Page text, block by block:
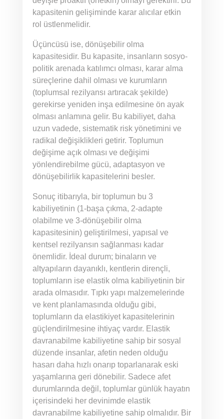
kapasitenin gelişiminde karar alıcılar etkin
rol üstlenmelidir.
Üçüncüsü ise, dönüşebilir olma
kapasitesidir. Bu kapasite, insanların sosyo-
politik arenada katılımcı olması, karar alma
süreçlerine dahil olması ve kurumların
(toplumsal rezilyansı artıracak şekilde)
gerekirse yeniden inşa edilmesine ön ayak
olması anlamına gelir. Bu kabiliyet, daha
uzun vadede, sistematik risk yönetimini ve
radikal değişiklikleri getirir. Toplumun
değişime açık olması ve değişimi
yönlendirebilme gücü, adaptasyon ve
dönüşebilirlik kapasitelerini besler.
Sonuç itibarıyla, bir toplumun bu 3
kabiliyetinin (1-başa çıkma, 2-adapte
olabilme ve 3-dönüşebilir olma
kapasitesinin) geliştirilmesi, yapısal ve
kentsel rezilyansın sağlanması kadar
önemlidir. İdeal durum; binaların ve
altyapıların dayanıklı, kentlerin dirençli,
toplumların ise elastik olma kabiliyetinin bir
arada olmasıdır. Tıpkı yapı malzemelerinde
ve kent planlamasında olduğu gibi,
toplumların da elastikiyet kapasitelerinin
güçlendirilmesine ihtiyaç vardır. Elastik
davranabilme kabiliyetine sahip bir sosyal
düzende insanlar, afetin neden olduğu
hasarı daha hızlı onarıp toparlanarak eski
yaşamlarına geri dönebilir. Sadece afet
durumlarında değil, toplumlar günlük hayatın
içerisindeki her devinimde elastik
davranabilme kabiliyetine sahip olmalıdır. Bir